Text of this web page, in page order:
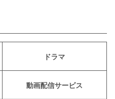
ドラマ
動画配信サービス